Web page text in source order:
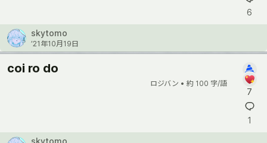
6
skytomo
’21年10月19日
coi ro do
ロジバン • 約 100 字/語
7
1